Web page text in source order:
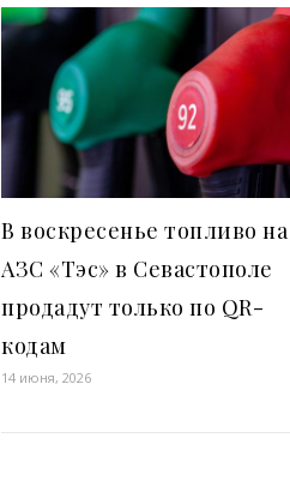
В воскресенье топливо на
АЗС «Тэс» в Севастополе
продадут только по QR-
кодам
14 июня, 2026